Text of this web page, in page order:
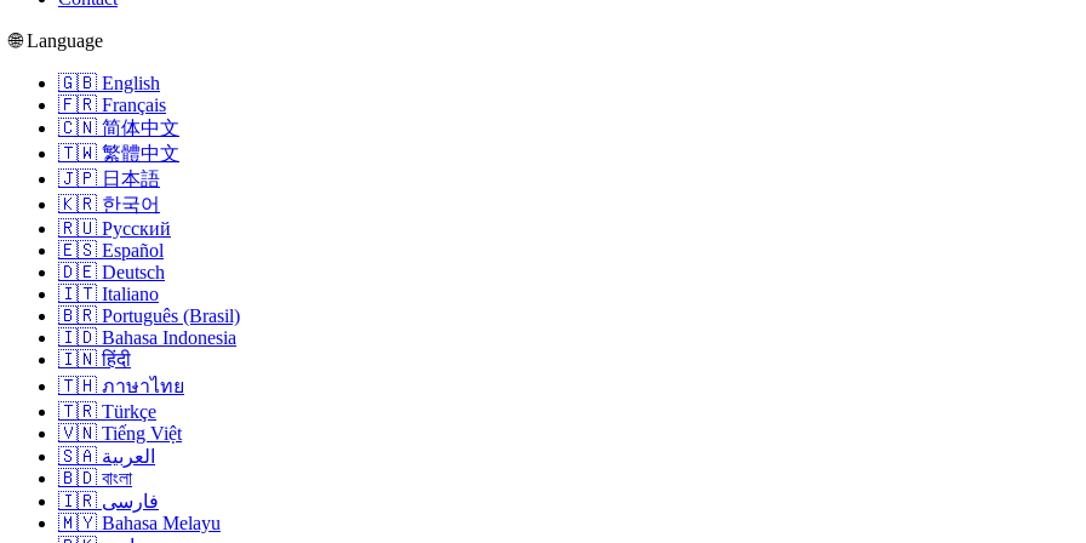
🌐 Language
🇬🇧 English
🇫🇷 Français
🇨🇳 简体中文
🇹🇼 繁體中文
🇯🇵 日本語
🇰🇷 한국어
🇷🇺 Русский
🇪🇸 Español
🇩🇪 Deutsch
🇮🇹 Italiano
🇧🇷 Português (Brasil)
🇮🇩 Bahasa Indonesia
🇮🇳 हिंदी
🇹🇭 ภาษาไทย
🇹🇷 Türkçe
🇻🇳 Tiếng Việt
🇸🇦 العربية
🇧🇩 বাংলা
🇮🇷 فارسی
🇲🇾 Bahasa Melayu